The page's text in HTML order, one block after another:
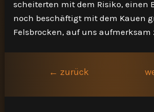
scheiterten mit dem Risiko, einen
noch beschäftigt mit dem Kauen
Felsbrocken, auf uns aufmerksam
Beitragsnavigation
← zurück